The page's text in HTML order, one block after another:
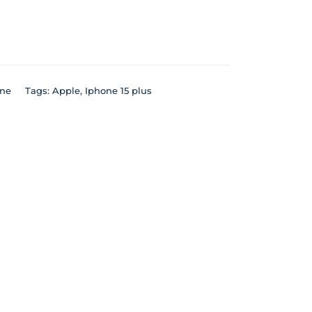
Tags: Apple, Iphone 15 plus